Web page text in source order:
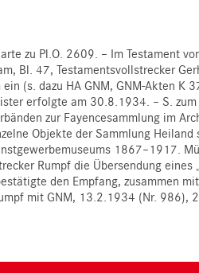
zu Pl.O. 2609. – Im Testament
Bl. 47, Testamentsvollstrecker
(s. dazu HA GNM, GNM-Akten K
erfolgte am 30.8.1934. – S.
zur Fayencesammlung im
Objekte der Sammlung
1867–1917.
Rumpf die Übersendung
den Empfang, zusammen
mit GNM, 13.2.1934 (Nr. 986),